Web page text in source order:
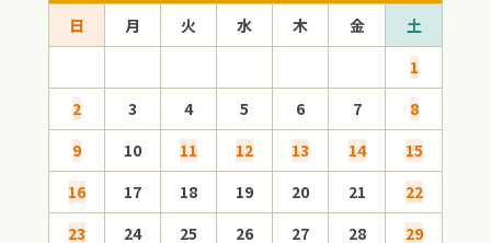
日 月 火 水 木 金
土
1
2
3 4 5 6 7
8
9
10 11 12 13 14
15
16
17 18 19 20 21
22
23
24 25 26 27 28
29